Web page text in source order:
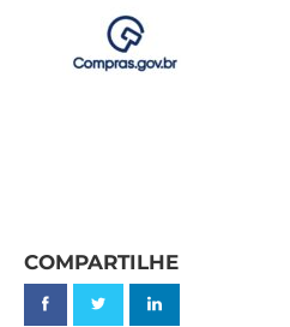
COMPARTILHE